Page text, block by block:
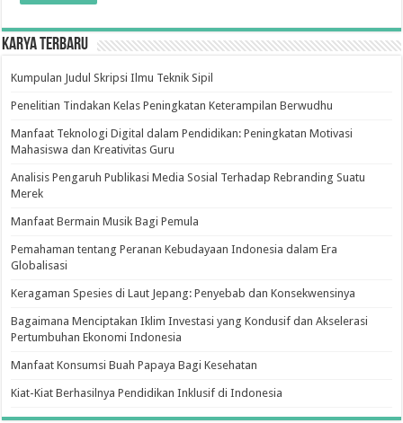
Karya Terbaru
Kumpulan Judul Skripsi Ilmu Teknik Sipil
Penelitian Tindakan Kelas Peningkatan Keterampilan Berwudhu
Manfaat Teknologi Digital dalam Pendidikan: Peningkatan Motivasi
Mahasiswa dan Kreativitas Guru
Analisis Pengaruh Publikasi Media Sosial Terhadap Rebranding Suatu
Merek
Manfaat Bermain Musik Bagi Pemula
Pemahaman tentang Peranan Kebudayaan Indonesia dalam Era
Globalisasi
Keragaman Spesies di Laut Jepang: Penyebab dan Konsekwensinya
Bagaimana Menciptakan Iklim Investasi yang Kondusif dan Akselerasi
Pertumbuhan Ekonomi Indonesia
Manfaat Konsumsi Buah Papaya Bagi Kesehatan
Kiat-Kiat Berhasilnya Pendidikan Inklusif di Indonesia